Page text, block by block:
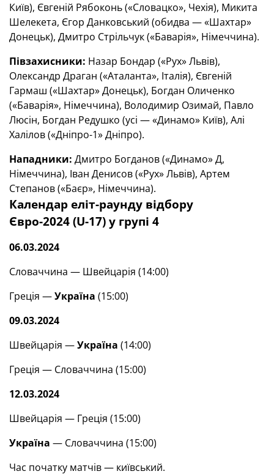
Київ), Євгеній Рябоконь («Словацко», Чехія), Микита
Шелекета, Єгор Данковський (обидва — «Шахтар»
Донецьк), Дмитро Стрільчук («Баварія», Німеччина).
Півзахисники: Назар Бондар («Рух» Львів),
Олександр Драган («Аталанта», Італія), Євгеній
Гармаш («Шахтар» Донецьк), Богдан Оличенко
(«Баварія», Німеччина), Володимир Озимай, Павло
Люсін, Богдан Редушко (усі — «Динамо» Київ), Алі
Халілов («Дніпро-1» Дніпро).
Нападники: Дмитро Богданов («Динамо» Д,
Німеччина), Іван Денисов («Рух» Львів), Артем
Степанов («Баєр», Німеччина).
Календар еліт-раунду відбору
Євро-2024 (U-17) у групі 4
06.03.2024
Словаччина — Швейцарія (14:00)
Греція —Україна (15:00)
09.03.2024
Швейцарія —Україна (14:00)
Греція — Словаччина (15:00)
12.03.2024
Швейцарія — Греція (15:00)
Україна — Словаччина (15:00)
Час початку матчів — київський.